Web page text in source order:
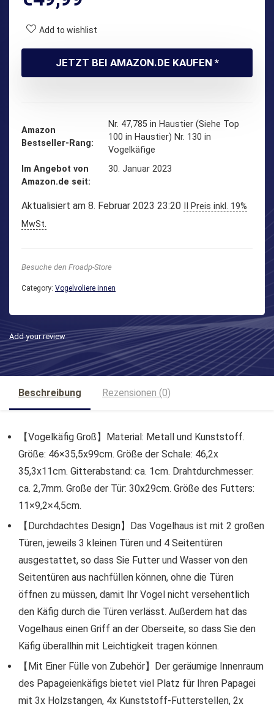
Add to wishlist
JETZT BEI AMAZON.DE KAUFEN *
Amazon
Bestseller-Rang
Nr. 47,785 in Haustier (Siehe Top
100 in Haustier) Nr. 130 in
Vogelkäfige
Im Angebot von
Amazon.de seit
30. Januar 2023
Aktualisiert am 8. Februar 2023 23:20
II Preis inkl. 19%
MwSt.
Besuche den Froadp-Store
Category: Vogelvoliere innen
Add your review
Beschreibung Rezensionen (0)
【Vogelkäfig Groß】Material: Metall und Kunststoff.
Größe: 46×35,5x99cm. Größe der Schale: 46,2x
35,3x11cm. Gitterabstand: ca. 1cm. Drahtdurchmesser:
ca. 2,7mm. Große der Tür: 30x29cm. Größe des Futters:
11×9,2×4,5cm.
【Durchdachtes Design】Das Vogelhaus ist mit 2 großen
Türen, jeweils 3 kleinen Türen und 4 Seitentüren
ausgestattet, so dass Sie Futter und Wasser von den
Seitentüren aus nachfüllen können, ohne die Türen
öffnen zu müssen, damit Ihr Vogel nicht versehentlich
den Käfig durch die Türen verlässt. Außerdem hat das
Vogelhaus einen Griff an der Oberseite, so dass Sie den
Käfig überallhin mit Leichtigkeit tragen können.
【Mit Einer Fülle von Zubehör】Der geräumige Innenraum
des Papageienkäfigs bietet viel Platz für Ihren Papagei
mit 3x Holzstangen, 4x Kunststoff-Futterstellen, 2x